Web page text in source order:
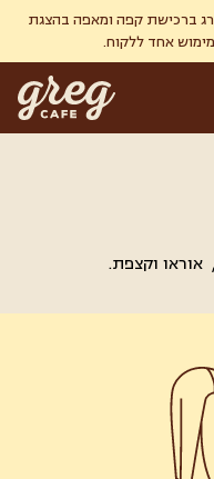
זכאים ל-50% הנחה בגרג ברכישת קפה ומאפה בהצגת
אחד ללקוח.
אוראו וקצפת.